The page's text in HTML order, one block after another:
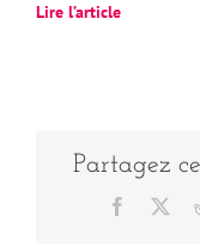
Lire l’article
Partagez
Facebook